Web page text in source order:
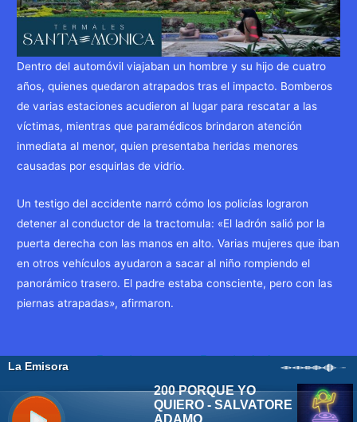
Dentro del automóvil viajaban un hombre y su hijo de cuatro
años, quienes quedaron atrapados tras el impacto. Bomberos
de varias estaciones acudieron al lugar para rescatar a las
víctimas, mientras que paramédicos brindaron atención
inmediata al menor, quien presentaba heridas menores
causadas por esquirlas de vidrio.
Un testigo del accidente narró cómo los policías lograron
detener al conductor de la tractomula: «El ladrón salió por la
puerta derecha con las manos en alto. Varias mujeres que iban
en otros vehículos ayudaron a sacar al niño rompiendo el
panorámico trasero. El padre estaba consciente, pero con las
piernas atrapadas», afirmaron.
Navegación
de
entradas
←Entrada
Entrada siguiente
→